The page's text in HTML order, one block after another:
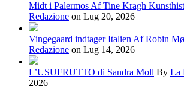
Midt i Palermos Af Tine Kragh
Redazione on Lug 20, 2026
Vingegaard indtager Italien Af Robin
Redazione on Lug 14, 2026
L’USUFRUTTO di Sandra Moll By La
2026